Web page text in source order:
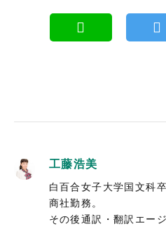
工藤浩美
白百合女子大学国文科
商社勤務。
その後通訳・翻訳エー